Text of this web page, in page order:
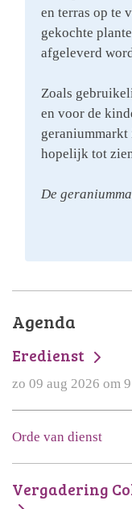
en terras op te
gekochte
afgeleverd
Zoals
en voor de
geraniummarkt
hopelijk tot
De
Agenda
Eredienst
zo 09 aug 2026 om
Orde van dienst
Vergadering